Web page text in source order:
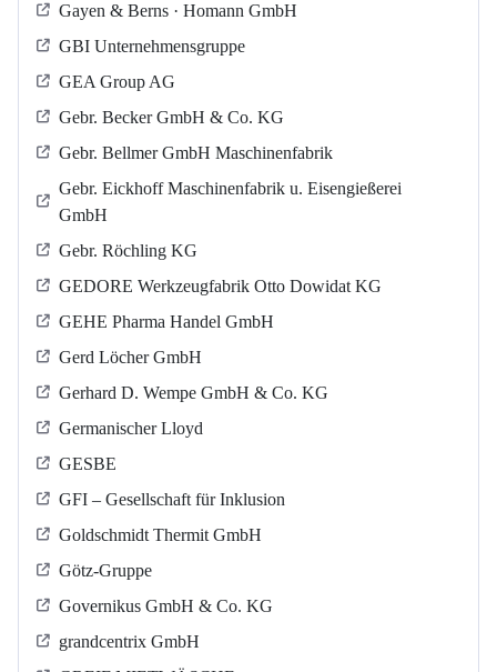
Gayen & Berns · Homann GmbH
GBI Unternehmensgruppe
GEA Group AG
Gebr. Becker GmbH & Co. KG
Gebr. Bellmer GmbH Maschinenfabrik
Gebr. Eickhoff Maschinenfabrik u. Eisengießerei
GmbH
Gebr. Röchling KG
GEDORE Werkzeugfabrik Otto Dowidat KG
GEHE Pharma Handel GmbH
Gerd Löcher GmbH
Gerhard D. Wempe GmbH & Co. KG
Germanischer Lloyd
GESBE
GFI – Gesellschaft für Inklusion
Goldschmidt Thermit GmbH
Götz-Gruppe
Governikus GmbH & Co. KG
grandcentrix GmbH